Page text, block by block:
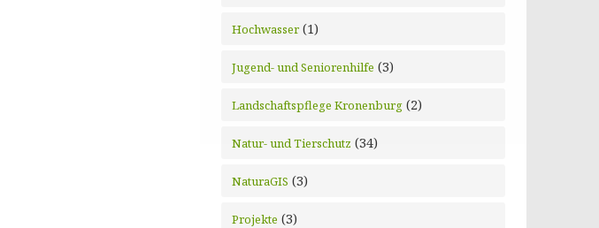
Hochwasser (1)
Jugend- und Seniorenhilfe (3)
Landschaftspflege Kronenburg (2)
Natur- und Tierschutz (34)
NaturaGIS (3)
Projekte (3)